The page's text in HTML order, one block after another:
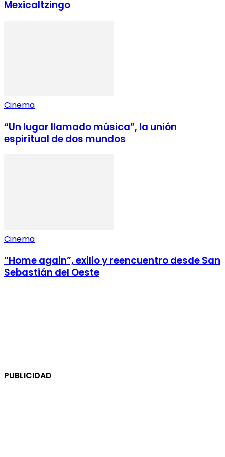
Mexicaltzingo
Cinema
“Un lugar llamado música”, la unión
espiritual de dos mundos
Cinema
“Home again”, exilio y reencuentro desde San
Sebastián del Oeste
PUBLICIDAD